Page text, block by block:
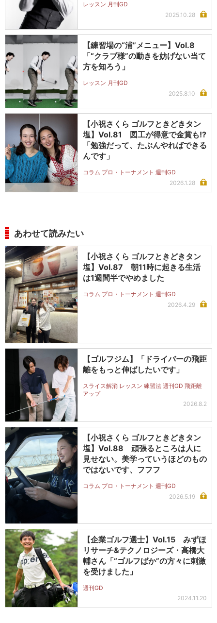
レッスン 月刊GD
2025.10.28
【練習場の“浦”メニュー】Vol.8
「“クラブ様”の動きを妨げない当て
方を知ろう」
レッスン 月刊GD
2025.8.10
【小祝さくら ゴルフときどきタン
塩】Vol.81 図工が得意で金賞も!?
「勉強だって、たぶんやればできる
んです」
コラム プロ・トーナメント 週刊GD
2026.1.28
あわせて読みたい
【小祝さくら ゴルフときどきタン
塩】Vol.87 朝11時に起きる生活
は1週間半でやめました
コラム プロ・トーナメント 週刊GD
2026.4.29
【ゴルフジム】「ドライバーの飛距
離をもっと伸ばしたいです」
スライス解消 レッスン 練習法 週刊GD 飛距離
アップ
2026.8.2
【小祝さくら ゴルフときどきタン
塩】Vol.88 頑張るところは人に
見せない。美学っていうほどのもの
ではないです、フフフ
コラム プロ・トーナメント 週刊GD
2026.5.19
【企業ゴルフ選士】Vol.15 みずほ
リサーチ&テクノロジーズ・高橋大
輔さん「“ゴルフばか”の方々に刺激
を受けました」
週刊GD
2024.11.20